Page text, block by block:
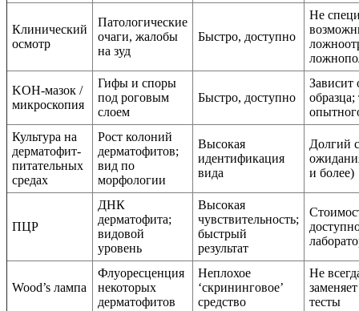
Клинический
осмотр
Патологические
очаги, жалобы
на зуд
Быстро, доступно
Не
KOH-мазок /
микроскопия
Гифы и споры
под роговым
слоем
Быстро, доступно
Зависит
образца;
Культура на
дерматофит-
питательных
средах
Рост колоний
дерматофитов;
вид по
морфологии
Высокая
идентификация
вида
Долгий
и более)
ПЦР
ДНК
дерматофита;
видовой
уровень
Высокая
чувствительность;
быстрый
результат
Wood’s лампа
Флуоресценция
некоторых
дерматофитов
Неплохое
‘скрининговое’
средство
Не
тесты